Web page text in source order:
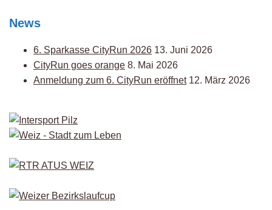
News
6. Sparkasse CityRun 2026 13. Juni 2026
CityRun goes orange 8. Mai 2026
Anmeldung zum 6. CityRun eröffnet 12. März 2026